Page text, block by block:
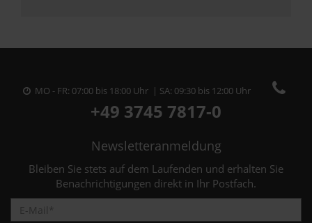
MO - FR: 07:00 bis 18:00 Uhr | SA: 09:30 bis 12:00 Uhr
+49 3745 7817-0
Newsletteranmeldung
Bleiben Sie stets auf dem Laufenden und erhalten Sie
Benachrichtigungen direkt in Ihr Postfach.